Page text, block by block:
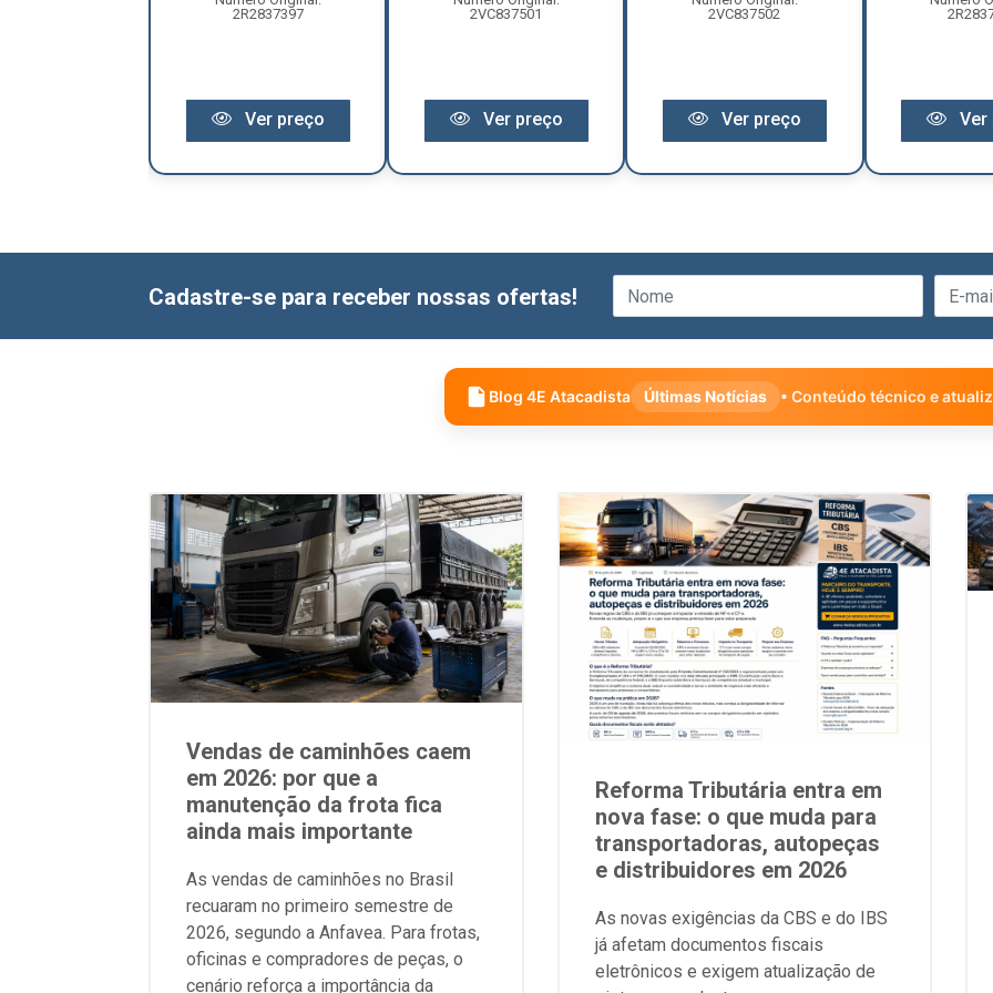
2R2837397
Ver preço
2VC837501
Ver preço
2VC837502
Ver preço Ver
Cadastre-se para receber nossas ofertas!
Blog 4E Atacadista Últimas Notícias • Conteúdo técnico e
Vendas de caminhões caem
em 2026: por que a
manutenção da frota fica
ainda mais importante
As vendas de caminhões no Brasil
recuaram no primeiro semestre de
2026, segundo a Anfavea. Para frotas,
oficinas e compradores de peças, o
cenário reforça a importância da
Reforma Tributária entra em
nova fase: o que muda para
transportadoras, autopeças
e distribuidores em 2026
As novas exigências da CBS e do IBS
já afetam documentos fiscais
eletrônicos e exigem atualização de